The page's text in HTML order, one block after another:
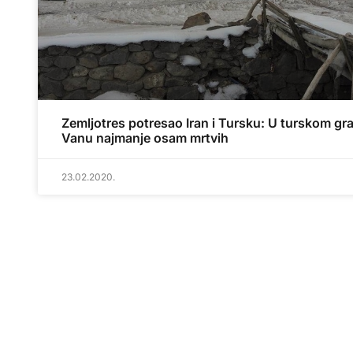
Zemljotres potresao Iran i Tursku: U turskom
Vanu najmanje osam mrtvih
23.02.2020.